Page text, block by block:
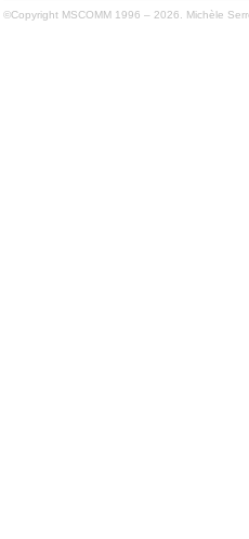
©Copyright MSCOMM 1996 – 2026. Michèle